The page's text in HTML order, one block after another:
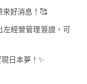
來好消息！🥰
左經營管理簽證，可
日本夢！✨